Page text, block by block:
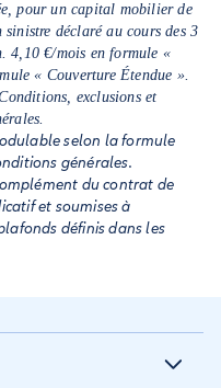
pour un capital mobilier de
déclaré au cours des 3
4,10 €/mois en formule «
« Couverture Étendue ».
exclusions et
selon la formule
générales.
du contrat de
et soumises à
définis dans les